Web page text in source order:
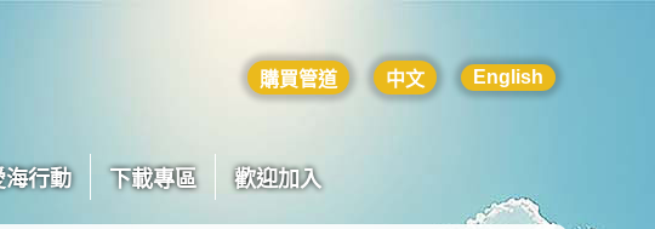
購買管道 中文 English
海行動 下載專區 歡迎加入